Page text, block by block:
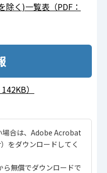
除く)⼀覧表（PDF：
）
場合は、Adobe Acrobat
をダウンロードしてく
無償でダウンロードで